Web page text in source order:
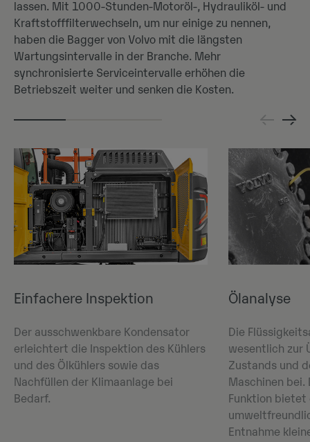
lassen. Mit 1000-Stunden-Motoröl-, Hydrauliköl- und
Kraftstofffilterwechseln, um nur einige zu nennen,
haben die Bagger von Volvo mit die längsten
Wartungsintervalle in der Branche. Mehr
synchronisierte Serviceintervalle erhöhen die
Betriebszeit weiter und senken die Kosten.
Einfachere Inspektion
Der ausschwenkbare Kondensator
erleichtert die Inspektion des Kühlers
und des Ölkühlers sowie das
Nachfüllen der Klimaanlage bei
Bedarf.
Ölanalyse
Die
wesentlich zur
Zustands und
Maschinen
Funktion bietet
Entnahme